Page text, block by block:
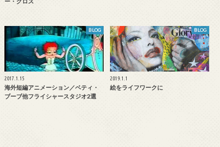
BLOG
2017.1.15
海外短編アニメーション／ベティ・
ブーブ他フライシャースタジオ2選
BLOG
2019.1.1
絵をライフワークに